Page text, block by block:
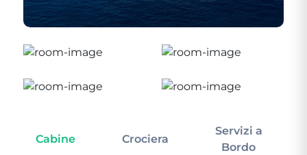
Cabine Crociera
Servizi a
Bordo